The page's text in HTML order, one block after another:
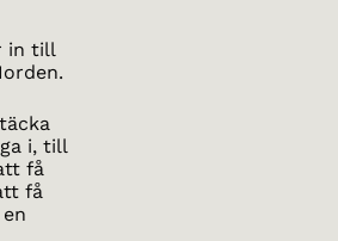
in till
i, till
få
få